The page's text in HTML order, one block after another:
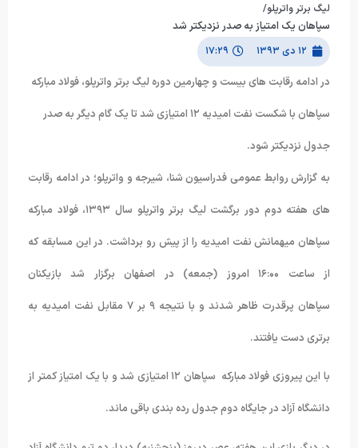
ليگ برتر واترپلو/
سپاهان یک امتیاز به صدر نزدیکتر شد
۱۲ دی ۱۳۹۳ ۱۷:۲۹
در ادامه رقابت هاي بيست و چهارمين دوره ليگ برتر واترپلو، فولاد مباركه
سپاهان با شكست نفت اميديه ١٢ امتيازي شد تا یک گام دیگر به صدر
جدول نزدیکتر شود.
به گزارش روابط عمومی فدراسیون شنا، شیرجه و واترپلو؛ در ادامه رقابت
های هفته دوم دور برگشت لیگ برتر واترپلو سال ١٣٩٣، فولاد مبارکه
سپاهان میهمانش نفت امیدیه را از پیش رو برداشت. در این مسابقه که
از ساعت ١۶:٠٠ امروز (جمعه) در اصفهان برگزار شد بازیکنان
سپاهان پرقدرت ظاهر شدند و با نتیجه ۹ بر ۷ مقابل نفت امیدیه به
برتری دست یافتند.
با این پیروزی فولاد مبارکه سپاهان ١٢ امتیازی شد و با یک امتیاز کمتر از
دانشگاه آزاد در جایگاه دوم جدول رده بندی باقی ماند.